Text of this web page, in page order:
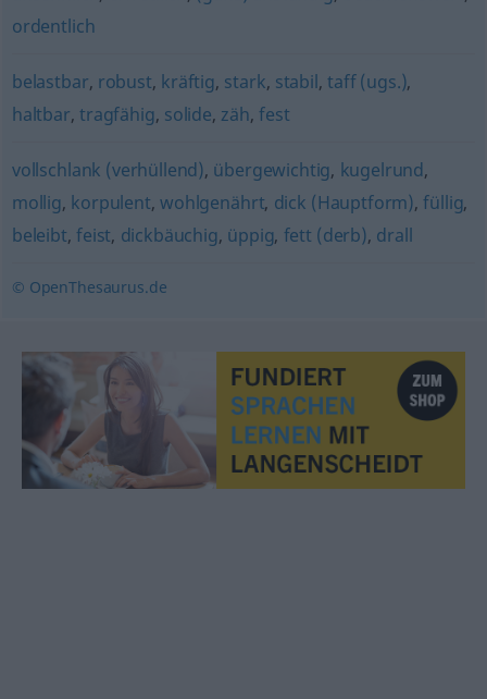
ordentlich
belastbar, robust, kräftig, stark, stabil,taff (ugs.),
haltbar,tragfähig, solide, zäh,fest
vollschlank (verhüllend), übergewichtig, kugelrund,
mollig, korpulent,wohlgenährt, dick (Hauptform),füllig,
beleibt,feist, dickbäuchig, üppig, fett (derb), drall
© OpenThesaurus.de